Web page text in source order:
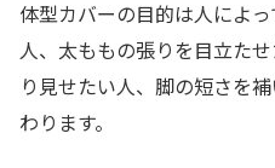
体型カバーの目的は人によ
人、太ももの張りを目立た
り見せたい人、脚の短さを
わります。